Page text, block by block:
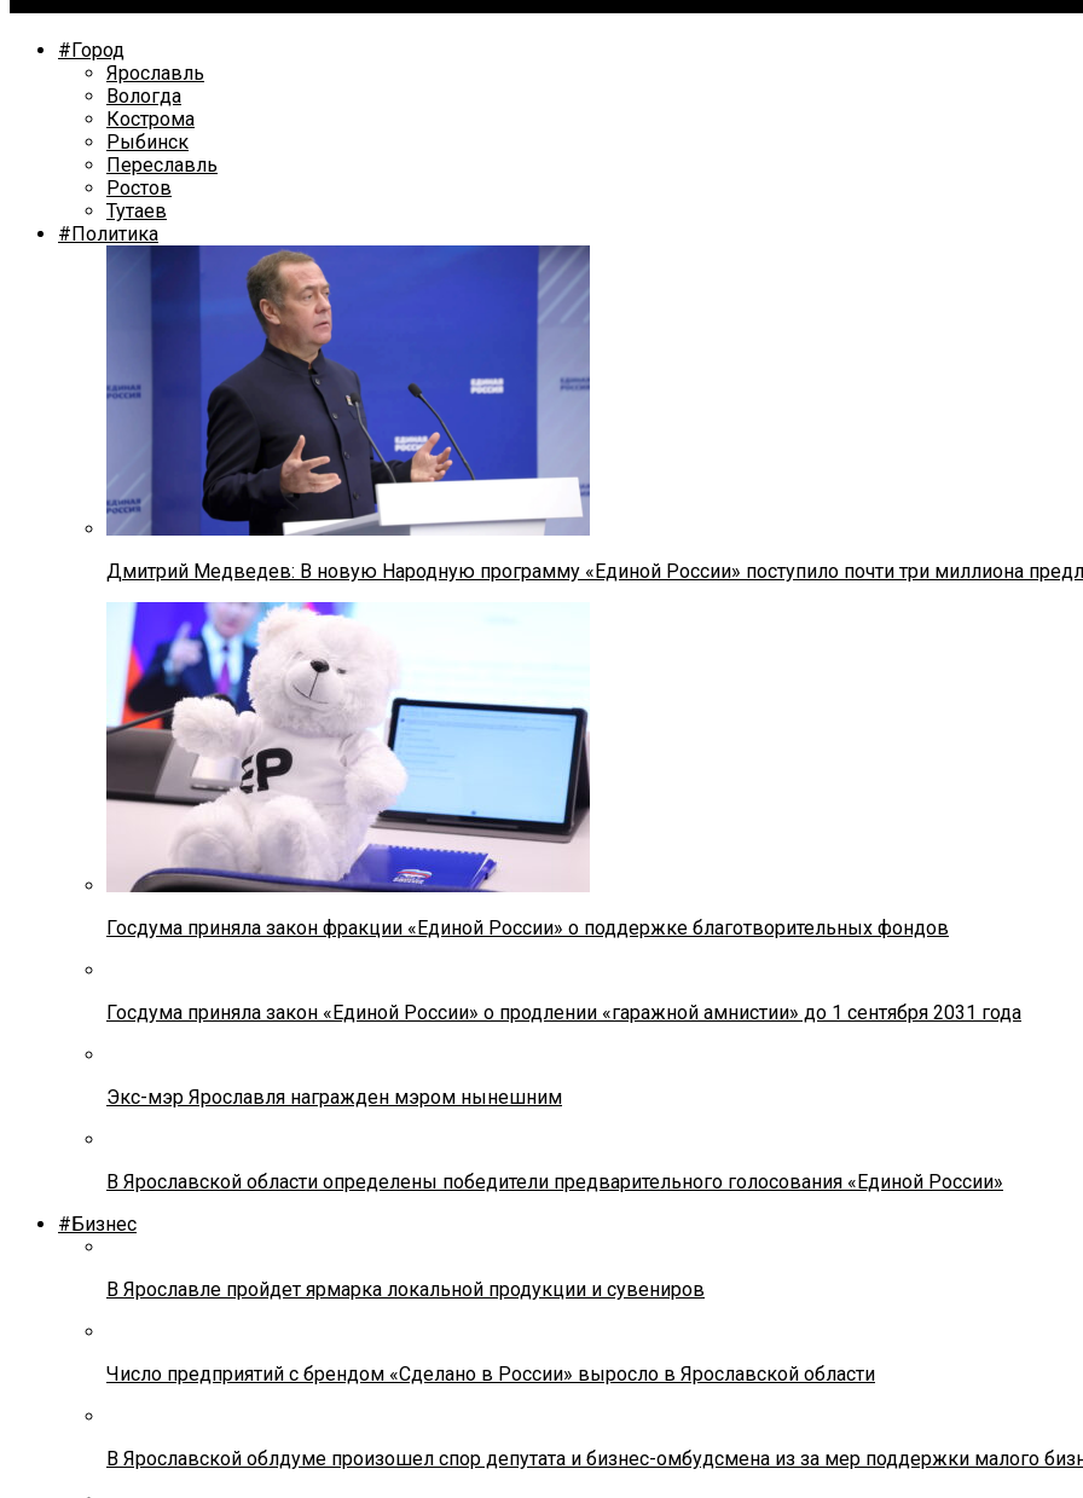
#Город
Ярославль
Вологда
Кострома
Рыбинск
Переславль
Ростов
Тутаев
#Политика
Дмитрий Медведев: В новую Народную программу «Единой России» поступило почти три миллиона
Госдума приняла закон фракции «Единой России» о поддержке благотворительных фондов
Госдума приняла закон «Единой России» о продлении «гаражной амнистии» до 1 сентября 2031 года
Экс-мэр Ярославля награжден мэром нынешним
В Ярославской области определены победители предварительного голосования «Единой России»
#Бизнес
В Ярославле пройдет ярмарка локальной продукции и сувениров
Число предприятий с брендом «Сделано в России» выросло в Ярославской области
В Ярославской облдуме произошел спор депутата и бизнес-омбудсмена из за мер поддержки малого